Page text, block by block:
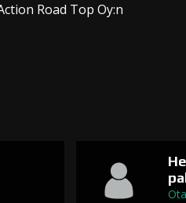
Road Top Oy:n